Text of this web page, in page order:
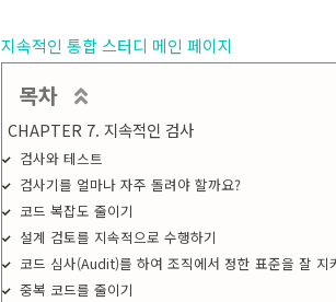
지속적인 통합 스터디 메인 페이지
목차
CHAPTER 7. 지속적인 검사
검사와 테스트
검사기를 얼마나 자주 돌려야 할까요?
코드 복잡도 줄이기
설계 검토를 지속적으로 수행하기
코드 심사(Audit)를 하여 조직에서 정한 표준을 잘 지
중복 코드를 줄이기